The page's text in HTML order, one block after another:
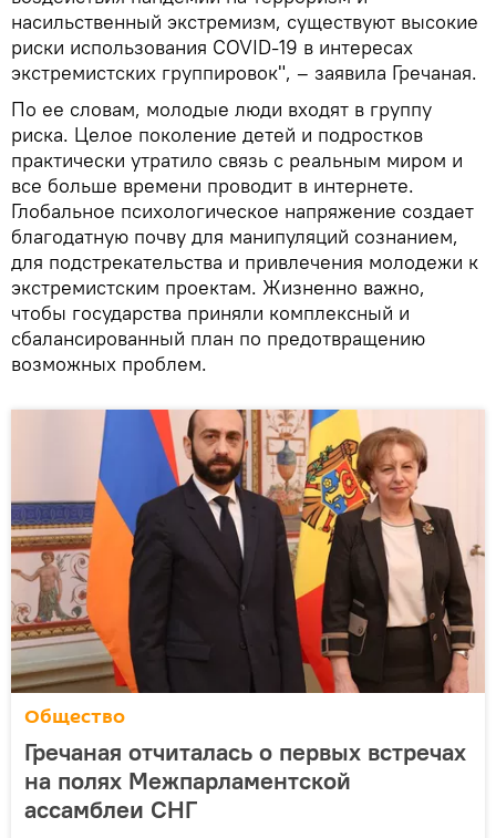
насильственный экстремизм, существуют высокие
риски использования COVID-19 в интересах
экстремистских группировок", – заявила Гречаная.
По ее словам, молодые люди входят в группу
риска. Целое поколение детей и подростков
практически утратило связь с реальным миром и
все больше времени проводит в интернете.
Глобальное психологическое напряжение создает
благодатную почву для манипуляций сознанием,
для подстрекательства и привлечения молодежи к
экстремистским проектам. Жизненно важно,
чтобы государства приняли комплексный и
сбалансированный план по предотвращению
возможных проблем.
Общество
Гречаная отчиталась о первых встречах
на полях Межпарламентской
ассамблеи СНГ